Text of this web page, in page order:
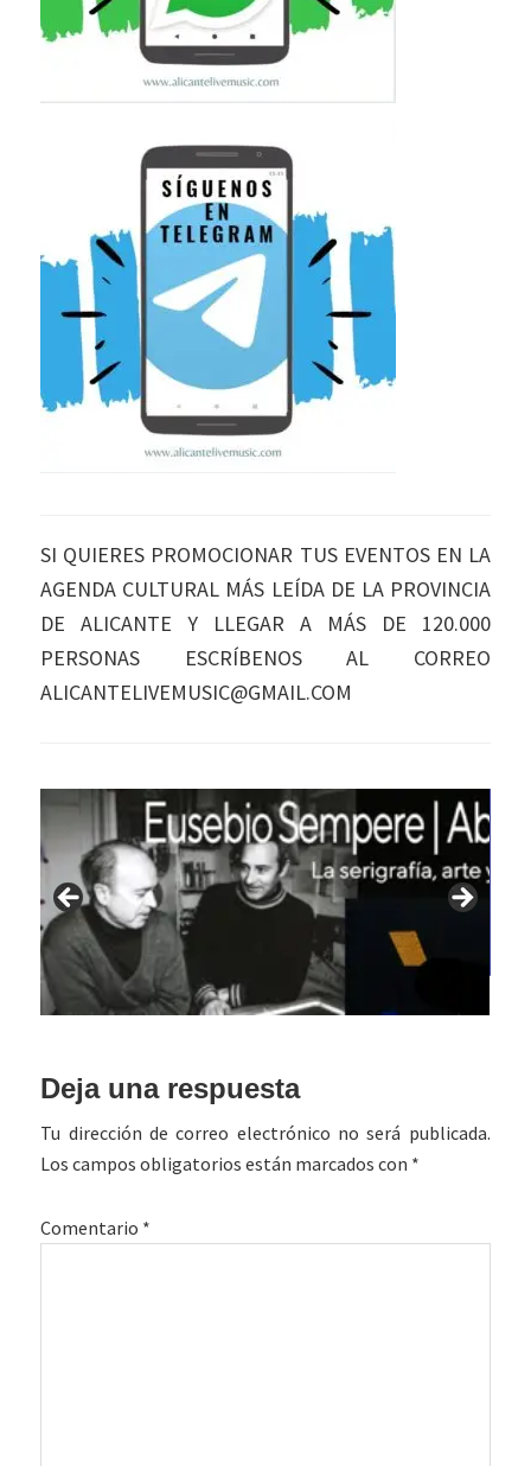
SI QUIERES PROMOCIONAR TUS EVENTOS EN LA
AGENDA CULTURAL MÁS LEÍDA DE LA PROVINCIA
DE ALICANTE Y LLEGAR A MÁS DE 120.000
PERSONAS ESCRÍBENOS AL CORREO
ALICANTELIVEMUSIC@GMAIL.COM
Interacciones
con
los
Deja una respuesta
Tu dirección de correo electrónico no será publicada.
Los campos obligatorios están marcados con *
Comentario *